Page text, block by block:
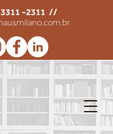
-2311 //